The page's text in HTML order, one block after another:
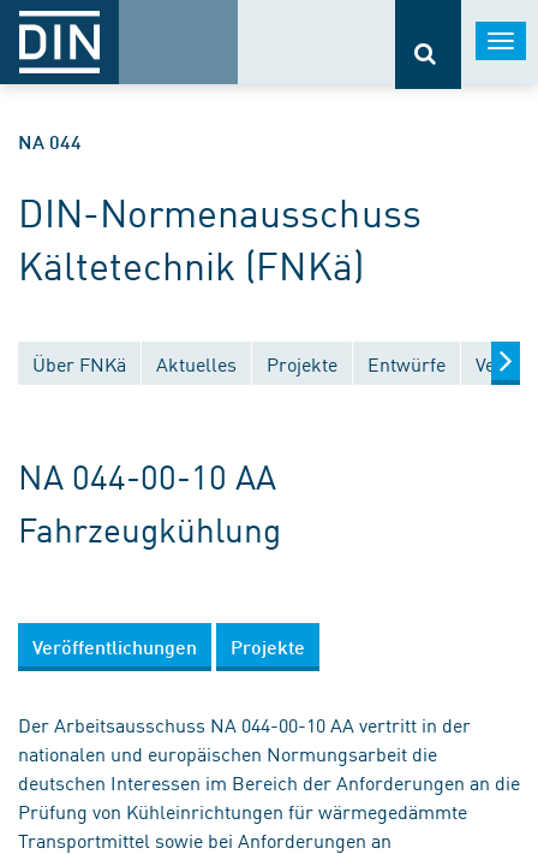
NA 044
DIN-Normenausschuss
Kältetechnik (FNKä)
Über FNKä Aktuelles Projekte Entwürfe
NA 044-00-10 AA
Fahrzeugkühlung
Veröffentlichungen Projekte
Der Arbeitsausschuss NA 044-00-10 AA vertritt in der
nationalen und europäischen Normungsarbeit die
deutschen Interessen im Bereich der Anforderungen an die
Prüfung von Kühleinrichtungen für wärmegedämmte
Transportmittel sowie bei Anforderungen an